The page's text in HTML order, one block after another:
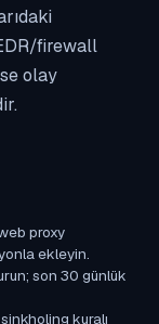
firewall
olay
proxy
ekleyin.
son 30 günlük
kuralı